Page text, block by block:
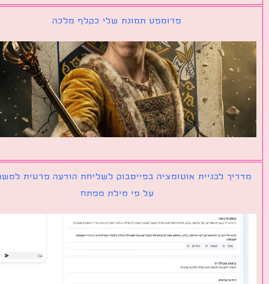
פרומפט תמונת שלי כקלף מלכה
לבניית אוטומציה בפייסבוק לשליחת הודעה פרטית למשתמש
על פי מילת מפתח